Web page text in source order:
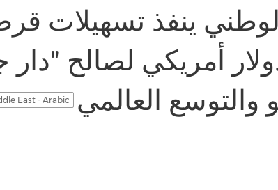
ينفذ تسهيلات
مليون دولار أمريكي لصالح
العالمي
East - Arabic